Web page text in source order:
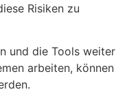
Risiken zu
und die Tools weiter
arbeiten, können